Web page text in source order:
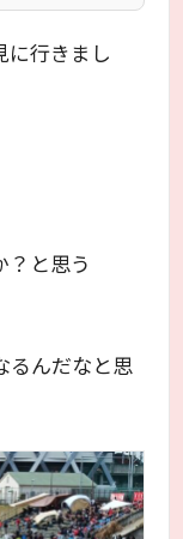
に行きまし
？と思う
るんだなと思